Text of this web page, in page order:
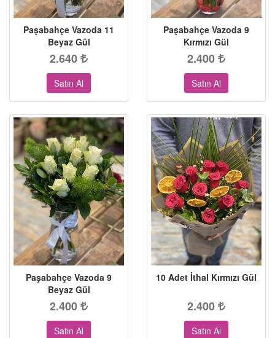
Paşabahçe Vazoda 11
Beyaz Gül
2.640
Satın Al
Paşabahçe Vazoda 9
Kırmızı Gül
2.400
Satın Al
Paşabahçe Vazoda 9
Beyaz Gül
2.400
Satın Al
10 Adet İthal Kırmızı Gül
2.400
Satın Al